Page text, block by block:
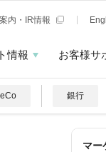
内・IR情報
情報 お客様サ
銀行
マー